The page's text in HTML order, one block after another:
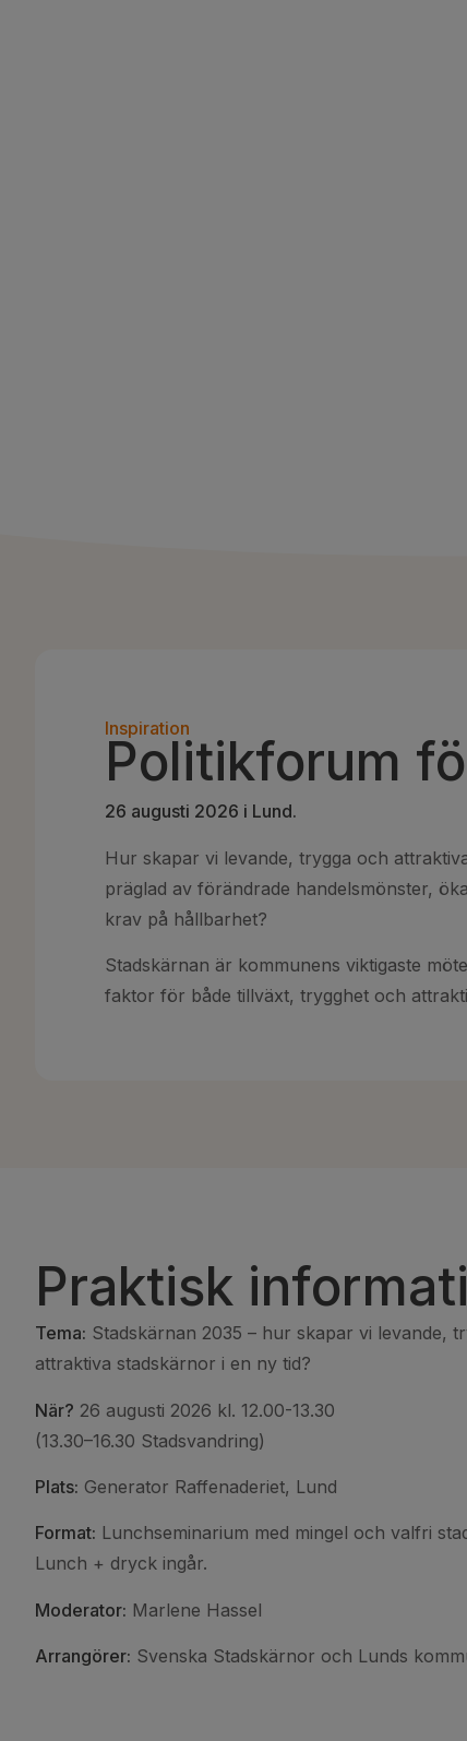
Inspiration
Politikforum
26 augusti 2026 i Lund.
Hur skapar vi levande, trygga och
präglad av förändrade handelsmönster,
krav på hållbarhet?
Stadskärnan är kommunens viktigaste
faktor för både tillväxt, trygghet och
Praktisk
Tema: Stadskärnan 2035 – hur skapar vi levande,
attraktiva stadskärnor i en ny tid?
När? 26 augusti 2026 kl. 12.00-13.30
(13.30–16.30 Stadsvandring)
Plats: Generator Raffenaderiet, Lund
Format: Lunchseminarium med mingel och valfri
Lunch + dryck ingår.
Moderator: Marlene Hassel
Arrangörer: Svenska Stadskärnor och Lunds